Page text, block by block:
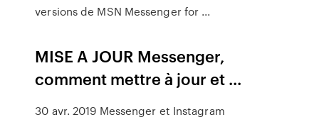
versions de MSN Messenger for ...
MISE A JOUR Messenger,
comment mettre à jour et ...
30 avr. 2019 Messenger et Instagram